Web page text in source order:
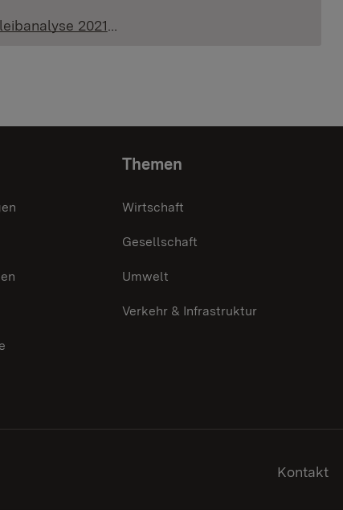
2021
Themen
Wirtschaft
Gesellschaft
Umwelt
Verkehr & Infrastruktur
Kontakt